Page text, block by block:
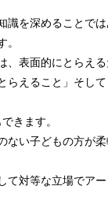
識を深めることでは
。
、表面的にとらえ
らえること」そし
きます。
ない子どもの方が
て対等な立場でア